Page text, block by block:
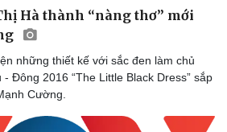
Hà thành “nàng thơ” mới
những thiết kế với sắc đen làm chủ
Đông 2016 “The Little Black Dress” sắp
Cường.